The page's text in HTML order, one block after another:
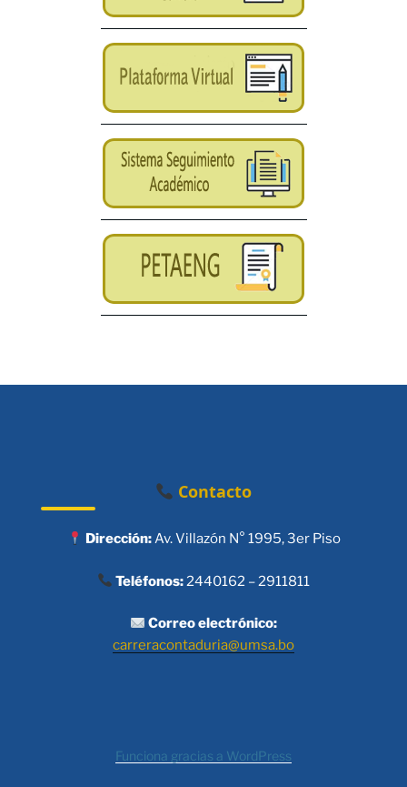
Contacto
Dirección:Av. Villazón N° 1995, 3er Piso
Teléfonos:2440162 – 2911811
Correo electrónico:
carreracontaduria@umsa.bo
Funciona gracias a WordPress